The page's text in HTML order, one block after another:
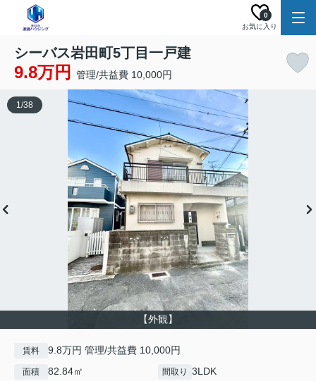
お気に入り
0
シーバス岩田町5丁目一戸建
9.8万円 管理/共益費 10,000円
【外観】
1/38
賃料 9.8万円 管理/共益費 10,000円
面積 82.84㎡ 間取り 3LDK